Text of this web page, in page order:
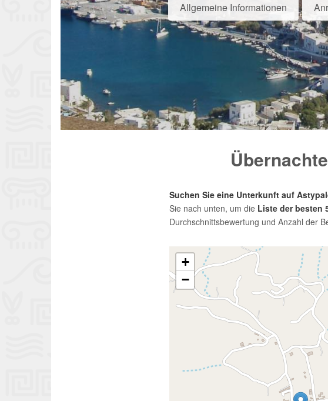
Allgemeine Informationen
Suchen Sie eine Unterkunft auf
Sie nach unten, um die Liste der besten
Durchschnittsbewertung und Anzahl der
+
−